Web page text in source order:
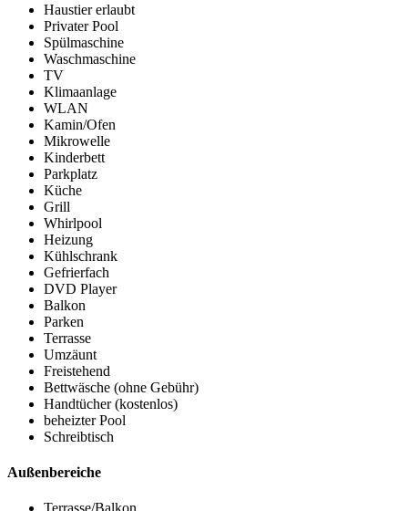
Haustier erlaubt
Privater Pool
Spülmaschine
Waschmaschine
TV
Klimaanlage
WLAN
Kamin/Ofen
Mikrowelle
Kinderbett
Parkplatz
Küche
Grill
Whirlpool
Heizung
Kühlschrank
Gefrierfach
DVD Player
Balkon
Parken
Terrasse
Umzäunt
Freistehend
Bettwäsche (ohne Gebühr)
Handtücher (kostenlos)
beheizter Pool
Schreibtisch
Außenbereiche